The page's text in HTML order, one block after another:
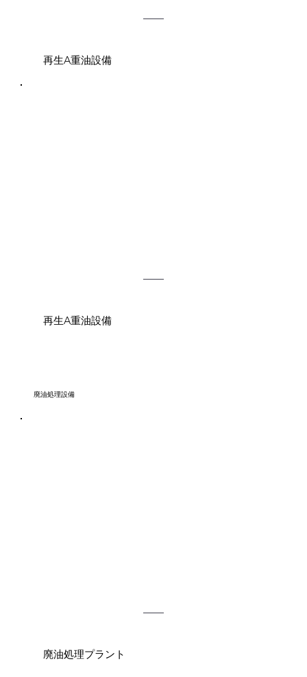
再生A重油設備
再生A重油設備
廃油処理プラント
廃油処理設備